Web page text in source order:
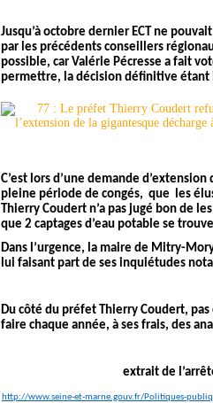
Jusqu’à octobre dernier ECT ne
par les précédents conseillers
possible, car Valérie Pécresse a fait
permettre, la décision définitive
C’est lors d’une demande
pleine période de congés, que les
Thierry Coudert n’a pas jugé bon de
que 2 captages d’eau potable se
Dans l’urgence, la maire de Mitry-
lui faisant part de ses inquiétudes
Du côté du préfet Thierry Coudert,
faire chaque année, à ses frais, des
extrait de
http://www.seine-et-marne.gouv.fr/Politiques-